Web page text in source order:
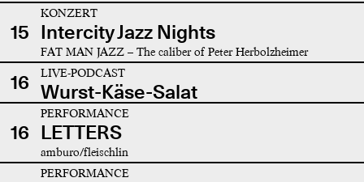
15
KONZERT
Intercity Jazz Nights
FAT MAN JAZZ – The caliber of Peter Herbolzheimer
16 LIVE-PODCAST
Wurst-Käse-Salat
16
PERFORMANCE
LETTERS
amburo/fleischlin
PERFORMANCE